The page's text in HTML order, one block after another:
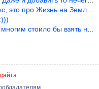
про Жизнь на Земле. Супруж
бы взять на вооружение